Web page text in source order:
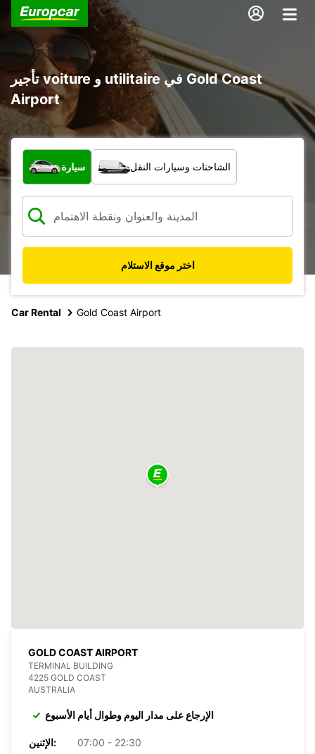
تأجير voiture و utilitaire في Gold Coast
Airport
ما نوع المركبة؟
سيارة الشاحنات وسيارات النقل
اختر موقع الاستلام
Car Rental Gold Coast Airport
GOLD COAST AIRPORT
TERMINAL BUILDING
4225 GOLD COAST
AUSTRALIA
الإرجاع على مدار اليوم وطوال أيام الأسبوع
الإثنين:
07:00 - 22:30